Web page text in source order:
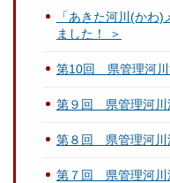
「あきた河川(かわ
ました！ ＞
第10回 県管理河川
第９回 県管理河川
第８回 県管理河川
第７回 県管理河川